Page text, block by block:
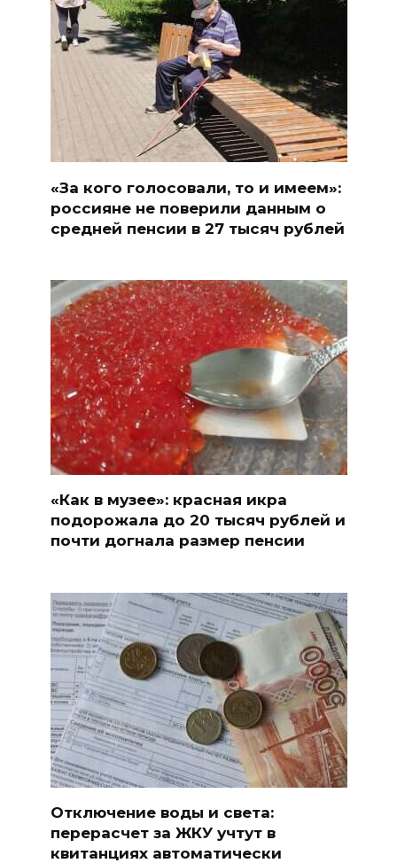
«За кого голосовали, то и имеем»:
россияне не поверили данным о
средней пенсии в 27 тысяч рублей
«Как в музее»: красная икра
подорожала до 20 тысяч рублей и
почти догнала размер пенсии
Отключение воды и света:
перерасчет за ЖКУ учтут в
квитанциях автоматически